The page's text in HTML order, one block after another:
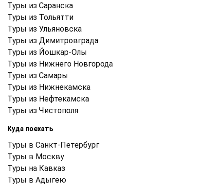
Туры из Саранска
Туры из Тольятти
Туры из Ульяновска
Туры из Димитровграда
Туры из Йошкар-Олы
Туры из Нижнего Новгорода
Туры из Самары
Туры из Нижнекамска
Туры из Нефтекамска
Туры из Чистополя
Куда поехать
Туры в Санкт-Петербург
Туры в Москву
Туры на Кавказ
Туры в Адыгею